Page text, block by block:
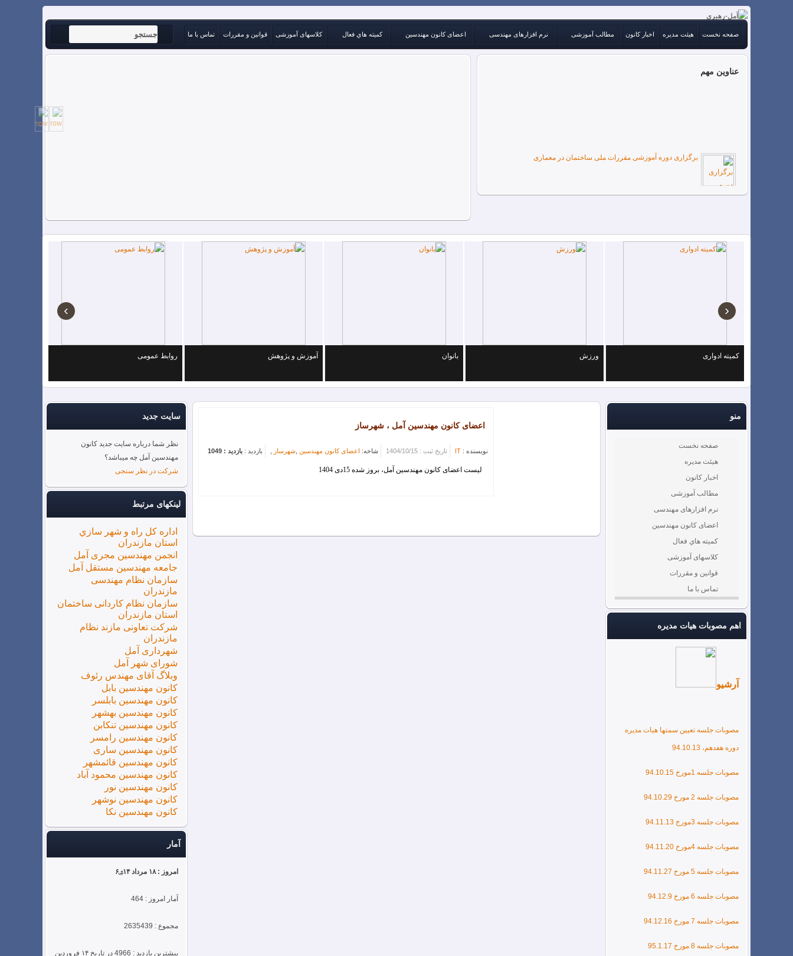
صفحه نخست هیئت مدیره اخبار کانون مطالب آموزشی نرم افزارهای مهندسی اعضای کانون مهندسین كميته هاي فعال کلاسهای آموزشی قوانین و مقررات تماس با ما
عناوین مهم
برگزاری دوره آموزشی مقررات ملی ساختمان در معماری
نتایج انتخابات 98.4.18 کانون مهندسین آمل
تبریک نوروزی هیات مدیره محترم کانون مهندسین آمل
تبریک روز زن
فروشگاه اینترنتی هراز شاپ
بیمه پاسارگاد
اطلاعیه
کلاس آموزشی mspمدیریت پروژه
کلاس آموزشی bim و auti desk
کمیته ادواری ورزش بانوان آموزش و پژوهش روابط عمومی
› ‹
منو
صفحه نخست
هیئت مدیره
اخبار کانون
مطالب آموزشی
نرم افزارهای مهندسی
اعضای کانون مهندسین
كميته هاي فعال
کلاسهای آموزشی
قوانین و مقررات
تماس با ما
اهم مصوبات هیات مدیره
آرشیو
مصوبات جلسه تعیین سمتها هیات مدیره
دوره هفدهم، 94.10.13
مصوبات جلسه 1مورخ 94.10.15
مصوبات جلسه 2 مورخ 94.10.29
مصوبات جلسه 3مورخ 94.11.13
مصوبات جلسه 4مورخ 94.11.20
مصوبات جلسه 5 مورخ 94.11.27
مصوبات جلسه 6 مورخ 94.12.9
مصوبات جلسه 7 مورخ 94.12.16
مصوبات جلسه 8 مورخ 95.1.17
اعضای کانون مهندسین آمل ، شهرساز
نویسنده : IT تاریخ ثبت : 1404/10/15 شاخه: اعضای کانون مهندسین شهرساز بازدید : بازدید : 1049
لیست اعضای کانون مهندسین آمل، بروز شده 15دی 1404
سایت جدید
نظر شما درباره سایت جدید کانون
مهندسین آمل چه میباشد؟
شرکت در نظر سنجی
لینکهای مرتبط
اداره كل راه و شهر سازي
استان مازندران
انجمن مهندسین مجری آمل
جامعه مهندسین مستقل آمل
سازمان نظام مهندسی
مازندران
سازمان نظام کاردانی ساختمان
استان مازندران
شرکت تعاونی مازند نظام
مازندران
شهرداری آمل
شورای شهر آمل
وبلاگ آقای مهندس رئوف
کانون مهندسین بابل
کانون مهندسین بابلسر
کانون مهندسین بهشهر
کانون مهندسین تنکابن
کانون مهندسین رامسر
کانون مهندسین ساری
کانون مهندسین قائمشهر
کانون مهندسین محمود آباد
کانون مهندسین نور
کانون مهندسین نوشهر
کانون مهندسین نکا
آمار
امروز : ۱۸ مرداد ۱۴ۺ۶
آمار امروز : 464
مجموع : 2635439
بیشترین بازدید : 4966 در تاریخ ۱۴ فروردین